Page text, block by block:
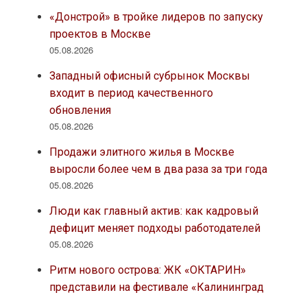
«Донстрой» в тройке лидеров по запуску
проектов в Москве
05.08.2026
Западный офисный субрынок Москвы
входит в период качественного
обновления
05.08.2026
Продажи элитного жилья в Москве
выросли более чем в два раза за три года
05.08.2026
Люди как главный актив: как кадровый
дефицит меняет подходы работодателей
05.08.2026
Ритм нового острова: ЖК «ОКТАРИН»
представили на фестивале «Калининград